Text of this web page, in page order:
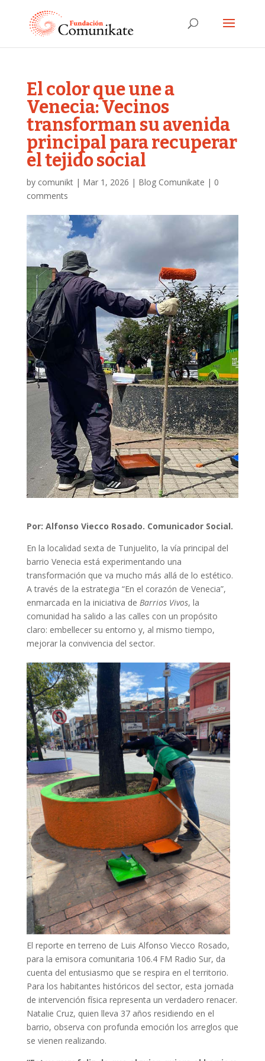
El color que une a
Venecia: Vecinos
transforman su avenida
principal para recuperar
el tejido social
by comunikt| Mar 1, 2026 | Blog Comunikate | 0
comments
Por: Alfonso Viecco Rosado. Comunicador Social.
En la localidad sexta de Tunjuelito, la vía principal del
barrio Venecia está experimentando una
transformación que va mucho más allá de lo estético.
A través de la estrategia “En el corazón de Venecia”,
enmarcada en la iniciativa de Barrios Vivos, la
comunidad ha salido a las calles con un propósito
claro: embellecer su entorno y, al mismo tiempo,
mejorar la convivencia del sector.
El reporte en terreno de Luis Alfonso Viecco Rosado,
para la emisora comunitaria 106.4 FM Radio Sur, da
cuenta del entusiasmo que se respira en el territorio.
Para los habitantes históricos del sector, esta jornada
de intervención física representa un verdadero renacer.
Natalie Cruz, quien lleva 37 años residiendo en el
barrio, observa con profunda emoción los arreglos que
se vienen realizando.